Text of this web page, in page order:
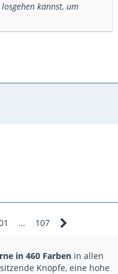
kannst, um
… 107
in 460 Farben in allen
Knöpfe, eine hohe